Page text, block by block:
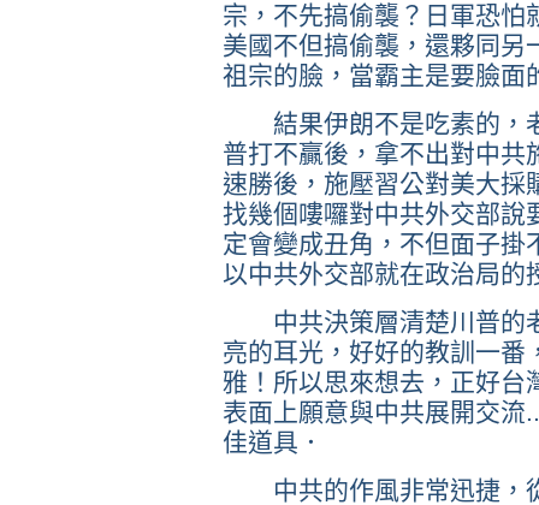
宗，不先搞偷襲？日軍恐怕
美國不但搞偷襲，還夥同另
祖宗的臉，當霸主是要臉面
結果伊朗不是吃素的，
普打不贏後，拿不出對中共
速勝後，施壓習公對美大採
找幾個嘍囉對中共外交部說
定會變成丑角，不但面子掛
以中共外交部就在政治局的
中共決策層清楚川普的
亮的耳光，好好的教訓一番
雅！所以思來想去，正好台
表面上願意與中共展開交流
佳道具．
中共的作風非常迅捷，